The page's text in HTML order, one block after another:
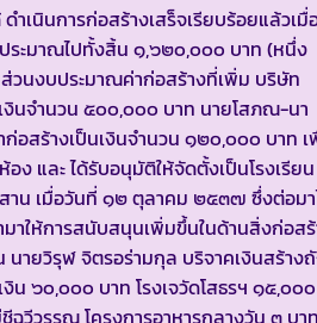
เนินการก่อสร้างเสร็จเรียบร้อยแล้วเมื่
ะมาณไปทั้งสิ้น ๑,๖๒๐,๐๐๐ บาท (หนึ่ง
นงบประมาณค่าก่อสร้างที่เพิ่ม บริษัท
งินจำนวน ๕๐๐,๐๐๐ บาท นายโสภณ-นา
ร้างเป็นเงินจำนวน ๑๒๐,๐๐๐ บาท เ
ง และ ได้รับอนุมัติให้จัดตั้งเป็นโรงเรียน
าน เมื่อวันที่ ๑๒ ตุลาคม ๒๕๓๗ ซึ่งต่อม
มาให้การสนับสนุนเพิ่มขึ้นในด้านสิ่งก่อส
นายวิรุฬ จิตรอร่ามกุล บริจาคเงินสร้าง
น ๖๐,๐๐๐ บาท โรงเจวัดโสธรฯ ๑๕,๐๐๐
วีวรรณ โครงการอาหารกลางวัน ๓ บา